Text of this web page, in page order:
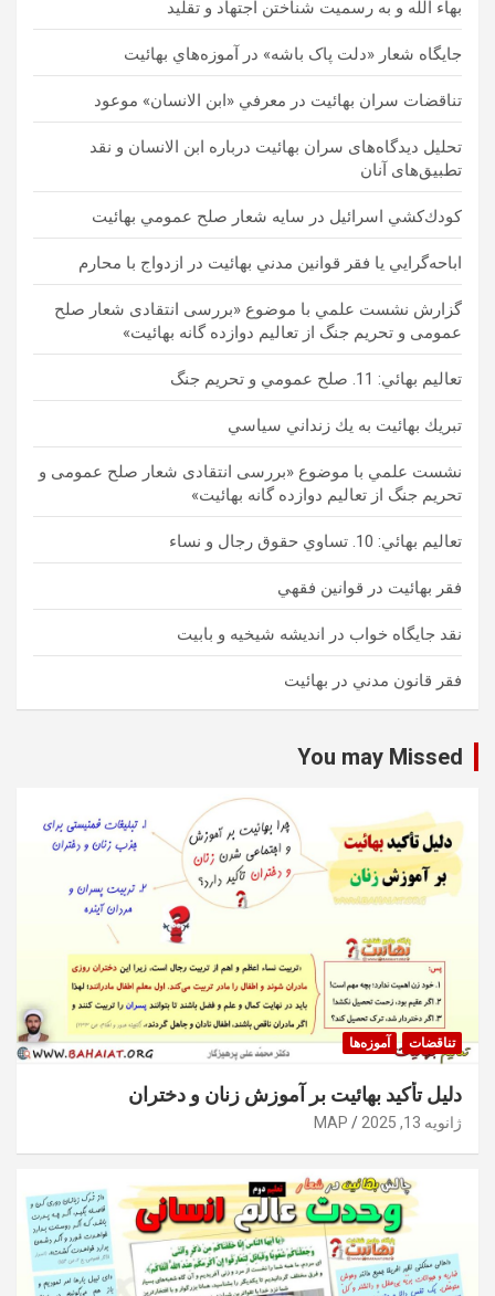
بهاء الله و به رسمیت شناختن اجتهاد و تقلید
جايگاه شعار «دلت پاک باشه» در آموزه‌هاي بهائیت
تناقضات سران بهائيت در معرفي «ابن الانسان» موعود
تحلیل دیدگاه‌های سران بهائیت درباره ابن الانسان و نقد
تطبیق‌های آنان
كودك‌كشي اسرائيل در سايه شعار صلح عمومي بهائيت
اباحه‌گرايي يا فقر قوانين مدني بهائيت در ازدواج با محارم
گزارش نشست علمي با موضوع «بررسی انتقادی شعار صلح
عمومی و تحریم جنگ از تعالیم دوازده گانه بهائیت»
تعاليم بهائي: 11. صلح عمومي و تحريم جنگ
تبريك بهائيت به يك زنداني سياسي
نشست علمي با موضوع «بررسی انتقادی شعار صلح عمومی و
تحریم جنگ از تعالیم دوازده گانه بهائیت»
تعاليم بهائي: 10. تساوي حقوق رجال و نساء
فقر بهائيت در قوانين فقهي
نقد جايگاه خواب در انديشه شيخيه و بابيت
فقر قانون مدني در بهائيت
You may Missed
تناقضات آموزه‌ها
دليل تأكيد بهائيت بر آموزش زنان و دختران
ژانویه 13, 2025 MAP